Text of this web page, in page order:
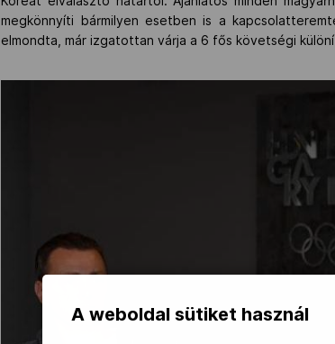
megkönnyíti bármilyen esetben is a
elmondta, már izgatottan várja a 6 fős követségi
A weboldal sütiket használ